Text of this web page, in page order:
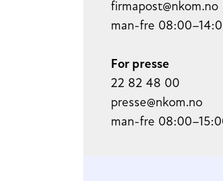
firmapost@nkom.no
man-fre
For presse
22 82‌ 48 00
presse@nkom.no
man-fre